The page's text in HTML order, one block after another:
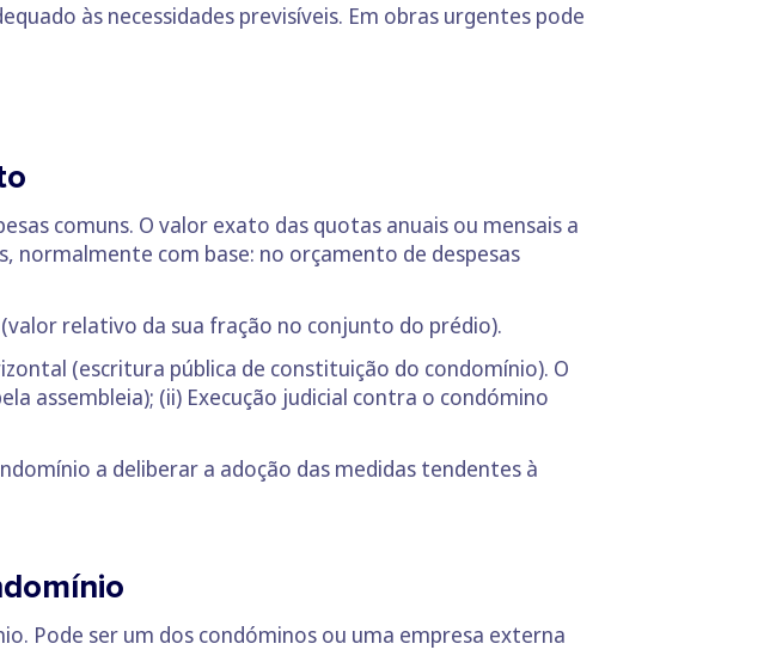
às necessidades previsíveis. Em obras urgentes pode
comuns. O valor exato das quotas anuais ou mensais a
normalmente com base: no orçamento de despesas
(valor relativo da sua fração no conjunto do prédio).
(escritura pública de constituição do condomínio). O
assembleia); (ii) Execução judicial contra o condómino
a deliberar a adoção das medidas tendentes à
Pode ser um dos condóminos ou uma empresa externa